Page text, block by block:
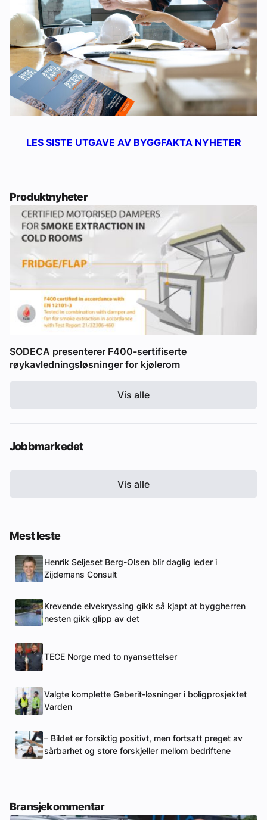
LES SISTE UTGAVE AV BYGGFAKTA NYHETER
Produktnyheter
SODECA presenterer F400-sertifiserte
røykavledningsløsninger for kjølerom
Vis alle
Jobbmarkedet
Vis alle
Mest leste
Henrik Seljeset Berg-Olsen blir daglig leder i
Zijdemans Consult
Krevende elvekryssing gikk så kjapt at byggherren
nesten gikk glipp av det
TECE Norge med to nyansettelser
Valgte komplette Geberit-løsninger i boligprosjektet
Varden
– Bildet er forsiktig positivt, men fortsatt preget av
sårbarhet og store forskjeller mellom bedriftene
Bransjekommentar